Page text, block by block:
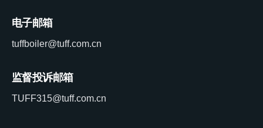
电子邮箱
tuffboiler@tuff.com.cn
监督投诉邮箱
TUFF315@tuff.com.cn